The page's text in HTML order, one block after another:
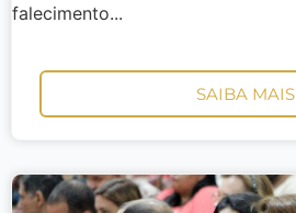
falecimento...
SAIBA MAIS